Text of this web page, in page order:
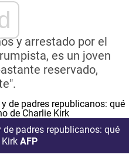
y arrestado por el
es un joven
reservado,
padres republicanos: qué
AFP